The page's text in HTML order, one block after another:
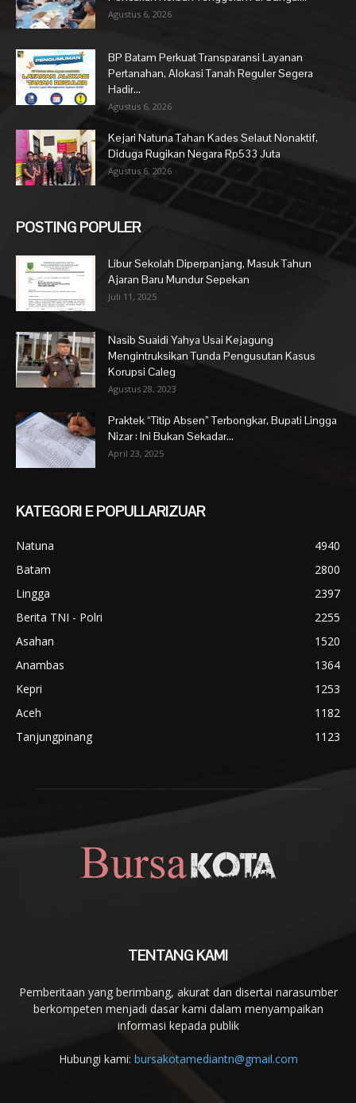
Agustus 6, 2026
BP Batam Perkuat Transparansi Layanan
Pertanahan, Alokasi Tanah Reguler Segera
Hadir...
Agustus 6, 2026
Kejari Natuna Tahan Kades Selaut Nonaktif,
Diduga Rugikan Negara Rp533 Juta
Agustus 6, 2026
POSTING POPULER
Libur Sekolah Diperpanjang, Masuk Tahun
Ajaran Baru Mundur Sepekan
Juli 11, 2025
Nasib Suaidi Yahya Usai Kejagung
Mengintruksikan Tunda Pengusutan Kasus
Korupsi Caleg
Agustus 28, 2023
Praktek “Titip Absen” Terbongkar, Bupati Lingga
Nizar : Ini Bukan Sekadar...
April 23, 2025
KATEGORI E POPULLARIZUAR
Natuna
4940
Batam
2800
Lingga
2397
Berita TNI - Polri
2255
Asahan
1520
Anambas
1364
Kepri
1253
Aceh
1182
Tanjungpinang
1123
TENTANG KAMI
Pemberitaan yang berimbang, akurat dan disertai narasumber
berkompeten menjadi dasar kami dalam menyampaikan
informasi kepada publik
Hubungi kami: bursakotamediantn@gmail.com